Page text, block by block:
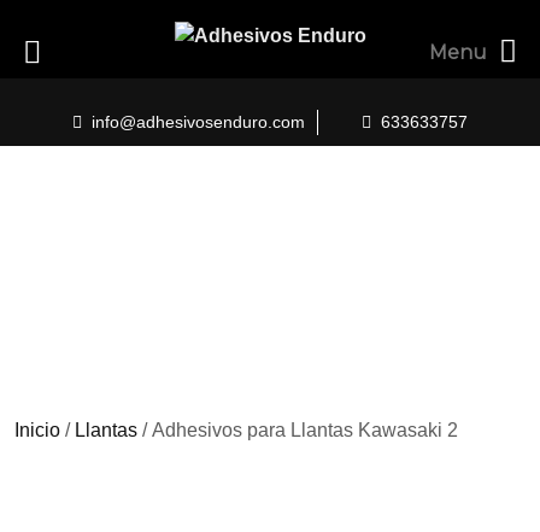
content
info@adhesivosenduro.com 633633757
Inicio / Llantas / Adhesivos para Llantas Kawasaki 2
Menu